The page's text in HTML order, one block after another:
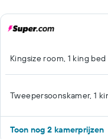
Kingsize room, 1 king bed
Tweepersoonskamer, 1
Toon nog 2 kamerprijzen